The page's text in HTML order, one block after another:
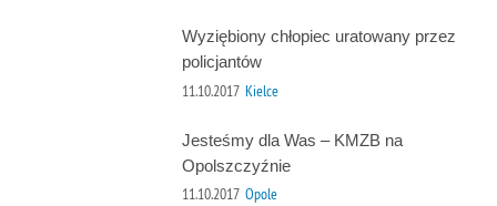
Wyziębiony chłopiec uratowany przez
policjantów
11.10.2017 Kielce
Jesteśmy dla Was – KMZB na
Opolszczyźnie
11.10.2017 Opole